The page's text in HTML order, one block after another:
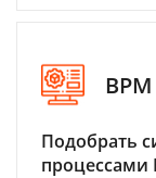
BPM
Подобрать
процессами